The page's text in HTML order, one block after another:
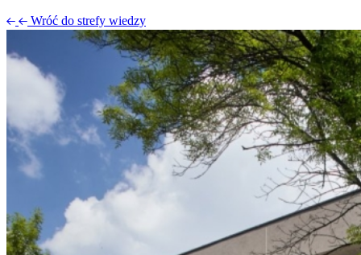
Wróć do strefy wiedzy